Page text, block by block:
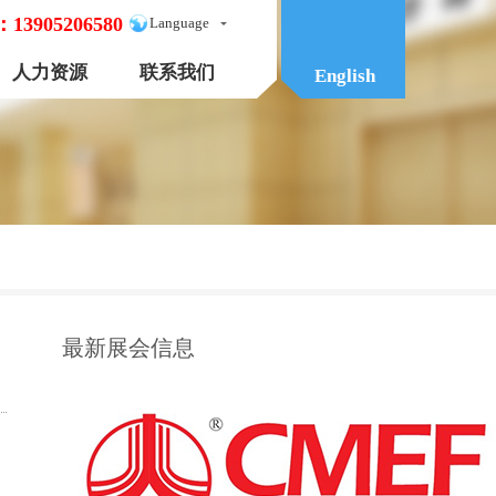
Language
13905206580
人力资源 联系我们 English
最新展会信息